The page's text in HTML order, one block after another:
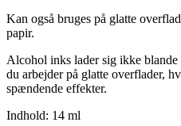
Kan også bruges på glatte
papir.
Alcohol inks lader sig ikke
du arbejder på glatte overflader,
spændende effekter.
Indhold: 14 ml